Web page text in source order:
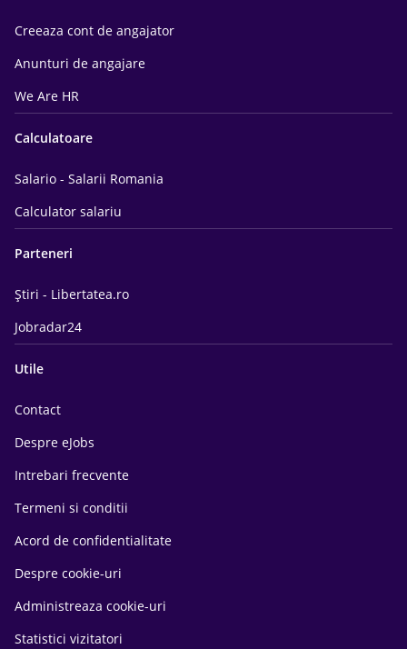
Creeaza cont de angajator
Anunturi de angajare
We Are HR
Calculatoare
Salario - Salarii Romania
Calculator salariu
Parteneri
Știri - Libertatea.ro
Jobradar24
Utile
Contact
Despre eJobs
Intrebari frecvente
Termeni si conditii
Acord de confidentialitate
Despre cookie-uri
Administreaza cookie-uri
Statistici vizitatori